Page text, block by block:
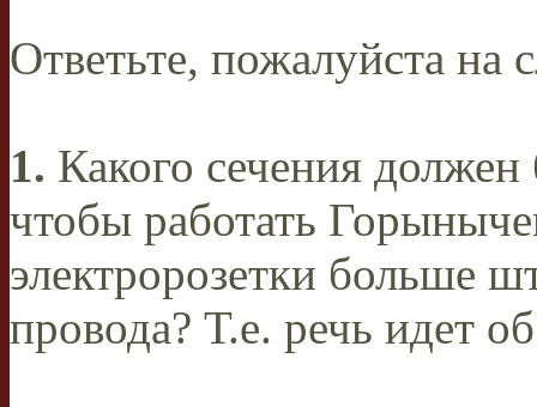
Ответьте, пожалуйста
1. Какого сечения
чтобы работать
электророзетки больше
провода? Т.е. речь идет